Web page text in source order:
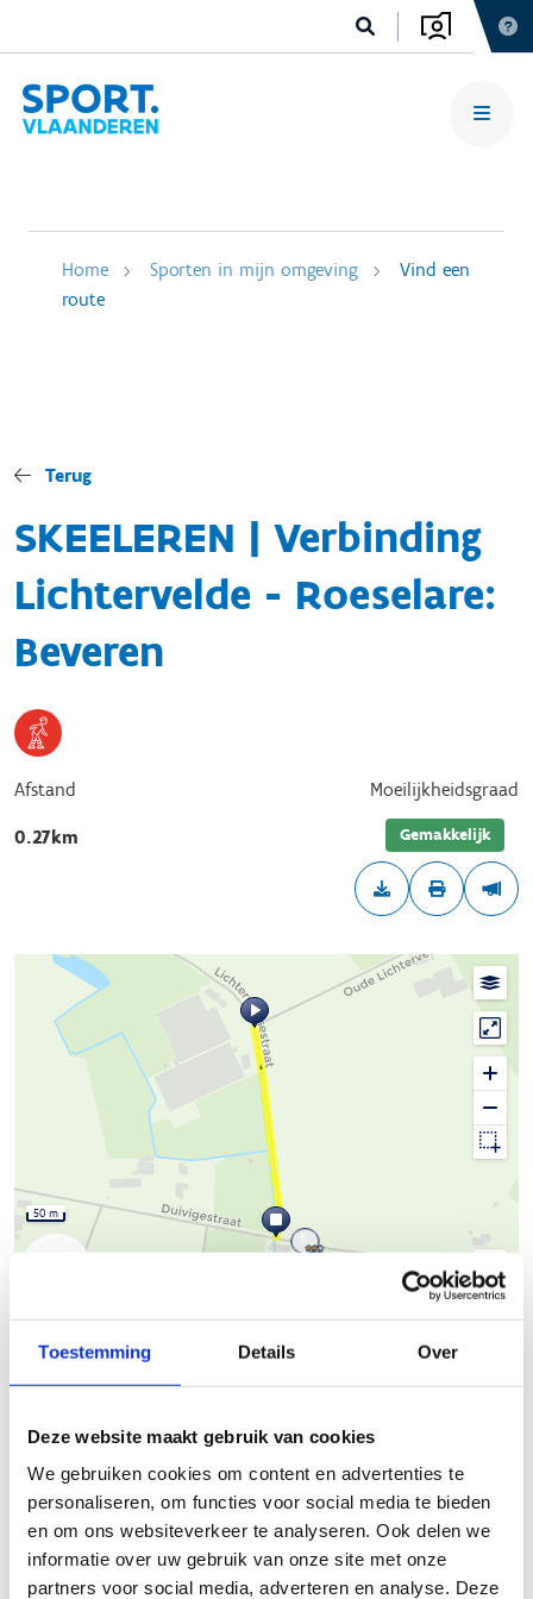
Toestemming Details Over
Deze website maakt gebruik van cookies
We gebruiken cookies om content en advertenties te
personaliseren, om functies voor social media te bieden
en om ons websiteverkeer te analyseren. Ook delen we
informatie over uw gebruik van onze site met onze
partners voor social media, adverteren en analyse. Deze
Home Sporten in mijn omgeving
Vind een
route
Terug
SKEELEREN | Verbinding
Lichtervelde - Roeselare:
Beveren
Afstand
0.27km
Moeilijkheidsgraad
Gemakkelijk
© OpenStreetMap contributors
50 m
Beschrijving van de route
Het Skeelernetwerk Midwest waaiert uit over de gemeenten
Ardooie, Hooglede, Ingelmunster, Izegem, Ledegem,
Lichtervelde, Meulebeke, Moorslede, Oostrozebeke, Pittem,
Roeselare, Ruiselede, Staden, Tielt, Wielsbeke en Wingene met
een totale afstand van circa 450km. Je skeelert kilometers
langs een gevarieerd ruraal en stedelijk landschap. Naast de